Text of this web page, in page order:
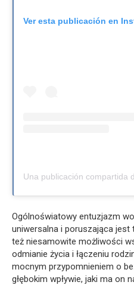
Ver esta publicación en
Ogólnoświatowy entuzjazm
uniwersalna i poruszająca jest
też niesamowite możliwości
odmianie życia i łączeniu
mocnym przypomnieniem o
głębokim wpływie, jaki ma on